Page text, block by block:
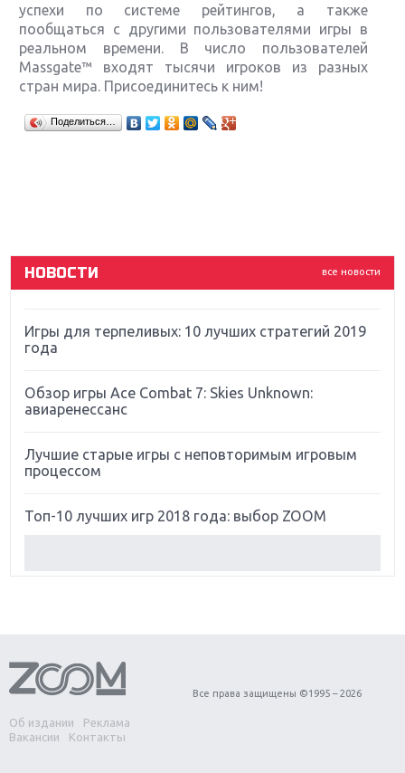
успехи по системе рейтингов, а также
пообщаться с другими пользователями игры в
реальном времени. В число пользователей
Massgate™ входят тысячи игроков из разных
стран мира. Присоединитесь к ним!
Поделиться…
все новости
НОВОСТИ
Крупнейшие релизы мая: Nintendo, Microsoft и
Sony
Far Cry 5: хвалить нельзя ругать
Игры для терпеливых: 10 лучших стратегий 2019
года
Обзор игры Ace Combat 7: Skies Unknown:
авиаренессанс
Лучшие старые игры с неповторимым игровым
процессом
Топ-10 лучших игр 2018 года: выбор ZOOM
Обзор игры Forza Horizon 4: вершина эволюции
Две важных новинки для консолей: Spider-Man и
Divinity Original Sin 2
Об издании
Реклама
Вакансии
Контакты
Все права защищены ©1995 – 2026